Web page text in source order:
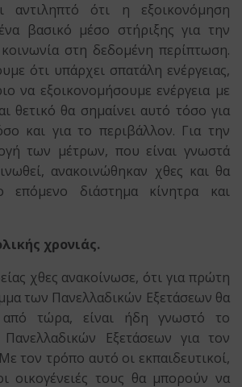
αντιληπτό ότι η εξοικονόμηση
ένα βασικό μέσο στήριξης για την
στη δεδομένη περίπτωση.
ότι υπάρχει σπατάλη ενέργειας,
να εξοικονομήσουμε ενέργεια με
θετικό θα σημαίνει αυτό τόσο για
και για το περιβάλλον. Για την
των μέτρων, που είναι γνωστά
ανακοινώθηκαν χθες και θα
επόμενο διάστημα κίνητρα και
χρονιάς.
χθες ανακοίνωσε, ότι για πρώτη
των Πανελλαδικών Εξετάσεων θα
από τώρα, είναι ήδη γνωστό το
Εξετάσεων για τον
τον τρόπο αυτό οι εκπαιδευτικοί,
οικογένειές τους θα μπορούν να